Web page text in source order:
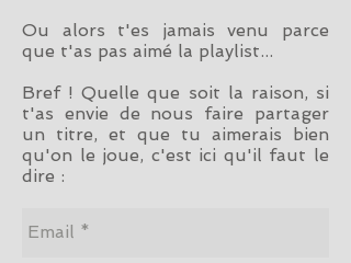
Ou alors t'es jamais venu parce
que t'as pas aimé la playlist...
Bref ! Quelle que soit la raison, si
t'as envie de nous faire partager
un titre, et que tu aimerais bien
qu'on le joue, c'est ici qu'il faut le
dire :